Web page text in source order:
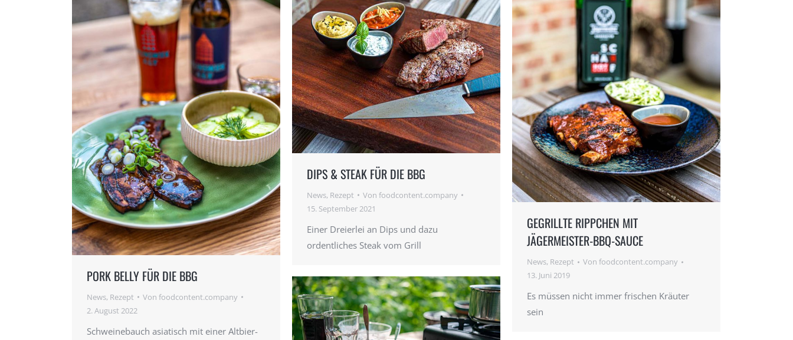
PORK BELLY FÜR DIE BBG
News, Rezept Von foodcontent.company
2. August 2022
Schweinebauch asiatisch mit einer Altbier-
DIPS & STEAK FÜR DIE BBG
News, Rezept Von foodcontent.company
15. September 2021
Einer Dreierlei an Dips und dazu
ordentliches Steak vom Grill
GEGRILLTE RIPPCHEN MIT
JÄGERMEISTER-BBQ-SAUCE
News, Rezept Von foodcontent.company
13. Juni 2019
Es müssen nicht immer frischen Kräuter
sein